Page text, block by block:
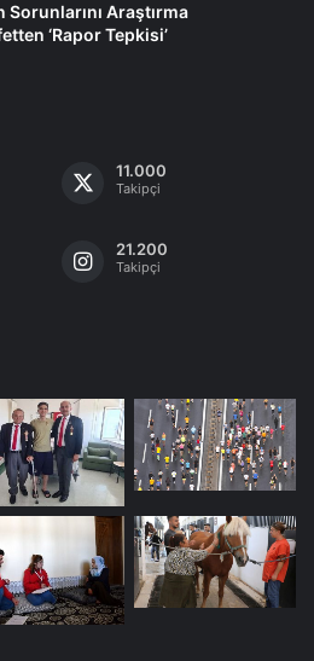
Araştırma
‘Rapor Tepkisi’
11.000
Takipçi
21.200
Takipçi